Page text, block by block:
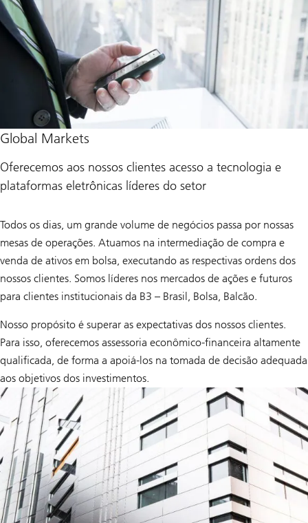
Global Markets
Oferecemos aos nossos clientes acesso a tecnologia e
plataformas eletrônicas líderes do setor
Todos os dias, um grande volume de negócios passa por nossas
mesas de operações. Atuamos na intermediação de compra e
venda de ativos em bolsa, executando as respectivas ordens dos
nossos clientes. Somos líderes nos mercados de ações e futuros
para clientes institucionais da B3 – Brasil, Bolsa, Balcão.
Nosso propósito é superar as expectativas dos nossos clientes.
Para isso, oferecemos assessoria econômico-financeira altamente
qualificada, de forma a apoiá-los na tomada de decisão adequada
aos objetivos dos investimentos.